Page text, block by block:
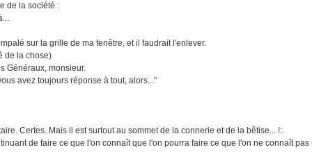
de la société :
sur la grille de ma fenêtre, et il faudrait l'enlever.
de la chose)
Généraux, monsieur.
avez toujours réponse à tout, alors..."
Certes. Mais il est surtout au sommet de la connerie et de la bêtise... !:.
de faire ce que l'on connaît que l'on pourra faire ce que l'on ne connaît pas